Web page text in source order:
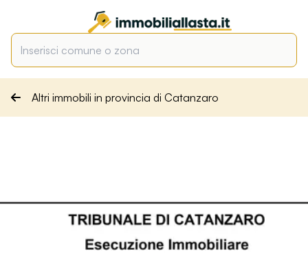
Altri immobili in provincia di Catanzaro